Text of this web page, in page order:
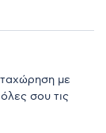
με
σου τις